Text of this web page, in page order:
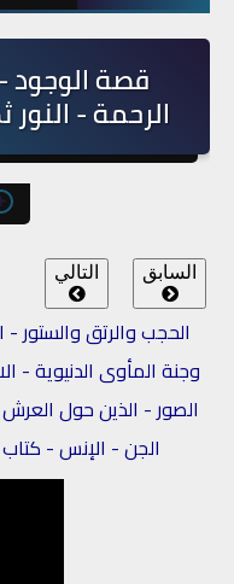
قصة الوجود
الرحمة - النور
السابق التالي
الحجب والرتق والستور
وجنة المأوى الدنيوية
الصور - الذين حول
الجن - الإنس - كتاب